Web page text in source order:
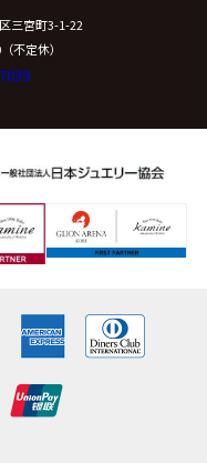
三宮町3-1-22
不定休）